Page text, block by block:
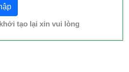
tạo lại xin vui lòng